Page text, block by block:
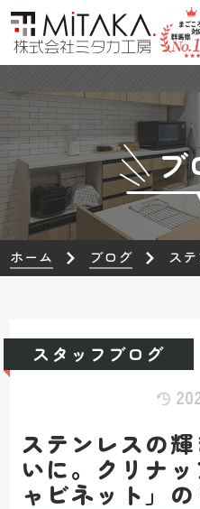
ブ
ホーム ブログ ス
スタッフブログ
ステンレスの
いに。クリナ
ャビネット」